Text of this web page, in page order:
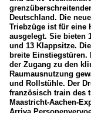
Deutschland. Die
Triebzüge ist für eine
ausgelegt. Sie bieten
und 13 Klappsitze.
breite Einstiegstüren.
der Zugang zu den
Raumausnutzung
und Rollstühle. Der
französisch train des
Maastricht-Aachen-